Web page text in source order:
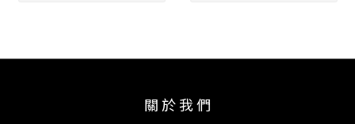
關 於 我 們